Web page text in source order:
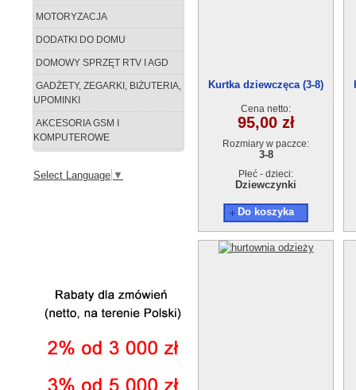
MOTORYZACJA
DODATKI DO DOMU
DOMOWY SPRZĘT RTV I AGD
GADŻETY, ZEGARKI, BIŻUTERIA,
UPOMINKI
AKCESORIA GSM I
KOMPUTEROWE
Select Language ▼
Kurtka dziewczęca (3-8)
Cena netto:
95,00 zł
Rozmiary w paczce:
3-8
Płeć - dzieci:
Dziewczynki
Do koszyka